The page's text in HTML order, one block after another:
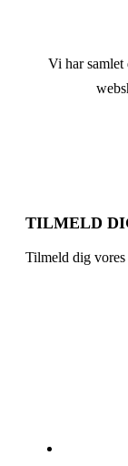
Vi har samlet
TILMELD
Tilmeld dig vores